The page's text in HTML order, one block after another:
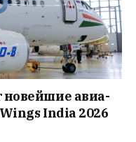
новейшие авиа-
India 2026